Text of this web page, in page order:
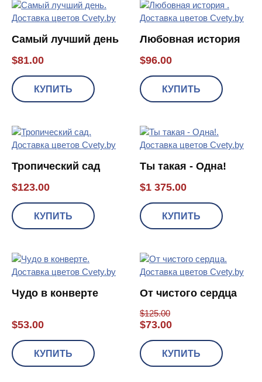
Самый лучший день
$81.00
КУПИТЬ
Любовная история
$96.00
КУПИТЬ
Тропический сад
$123.00
КУПИТЬ
Ты такая - Одна!
$1 375.00
КУПИТЬ
Чудо в конверте
$53.00
КУПИТЬ
От чистого сердца
$125.00
$73.00
КУПИТЬ